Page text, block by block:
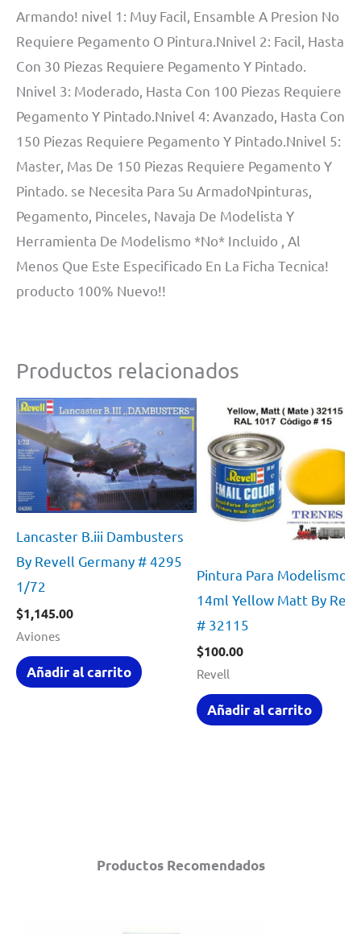
Productos Recomendados
Armando! nivel 1: Muy Facil, Ensamble A Presion No
Requiere Pegamento O Pintura.Nnivel 2: Facil, Hasta
Con 30 Piezas Requiere Pegamento Y Pintado.
Nnivel 3: Moderado, Hasta Con 100 Piezas Requiere
Pegamento Y Pintado.Nnivel 4: Avanzado, Hasta Con
150 Piezas Requiere Pegamento Y Pintado.Nnivel 5:
Master, Mas De 150 Piezas Requiere Pegamento Y
Pintado. se Necesita Para Su ArmadoNpinturas,
Pegamento, Pinceles, Navaja De Modelista Y
Herramienta De Modelismo *No* Incluido , Al
Menos Que Este Especificado En La Ficha Tecnica!
producto 100% Nuevo!!
Productos relacionados
Lancaster B.iii Dambusters
By Revell Germany # 4295
1/72
$1,145.00
Aviones
Añadir al carrito
Pintura Para Modelismo
14ml Yellow Matt By
# 32115
$100.00
Revell
Añadir al carrito